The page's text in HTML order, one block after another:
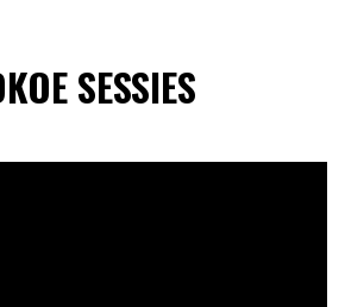
SESSIES